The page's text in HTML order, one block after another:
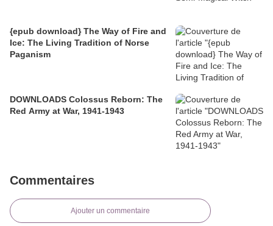
{epub download} The Way of Fire and
Ice: The Living Tradition of Norse
Paganism
DOWNLOADS Colossus Reborn: The
Red Army at War, 1941-1943
Commentaires
Ajouter un commentaire